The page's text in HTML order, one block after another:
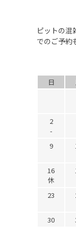
ピットの混
でのご予約
日
2
-
9
16
休
23
30